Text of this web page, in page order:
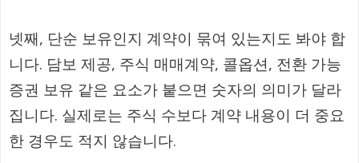
넷째, 단순 보유인지 계약이 묶여 있는지도 봐야 합
니다. 담보 제공, 주식 매매계약, 콜옵션, 전환 가능
증권 보유 같은 요소가 붙으면 숫자의 의미가 달라
집니다. 실제로는 주식 수보다 계약 내용이 더 중요
한 경우도 적지 않습니다.